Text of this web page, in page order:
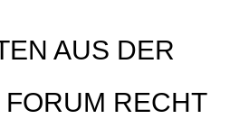
AUS DER
RECHT